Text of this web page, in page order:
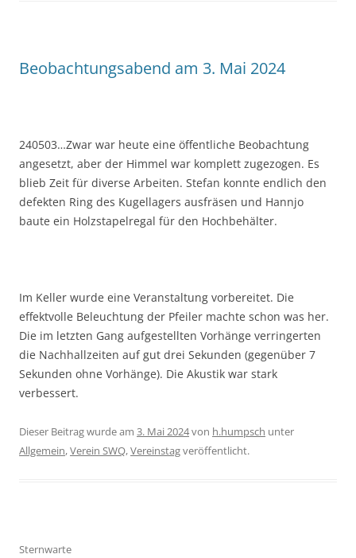
Beobachtungsabend am 3. Mai 2024
240503…Zwar war heute eine öffentliche Beobachtung
angesetzt, aber der Himmel war komplett zugezogen. Es
blieb Zeit für diverse Arbeiten. Stefan konnte endlich den
defekten Ring des Kugellagers ausfräsen und Hannjo
baute ein Holzstapelregal für den Hochbehälter.
Im Keller wurde eine Veranstaltung vorbereitet. Die
effektvolle Beleuchtung der Pfeiler machte schon was her.
Die im letzten Gang aufgestellten Vorhänge verringerten
die Nachhallzeiten auf gut drei Sekunden (gegenüber 7
Sekunden ohne Vorhänge). Die Akustik war stark
verbessert.
Dieser Beitrag wurde am 3. Mai 2024von h.humpsch unter
Allgemein,Verein SWQ,Vereinstagveröffentlicht.
Sternwarte